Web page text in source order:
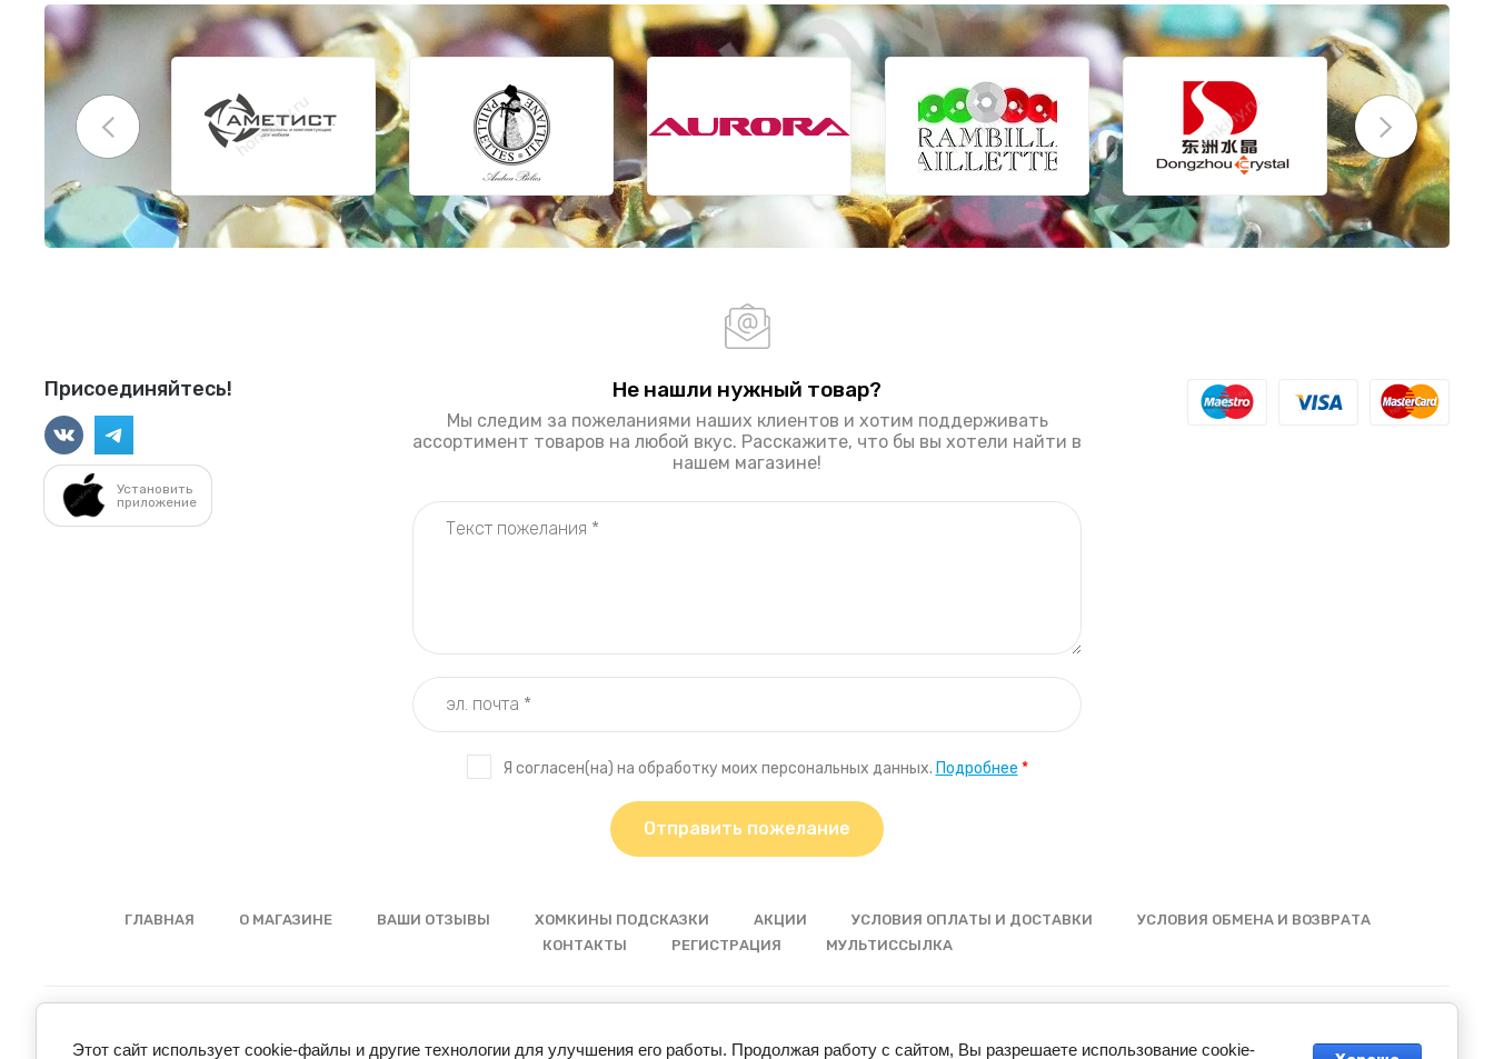
Присоединяйтесь!
Установить
приложение
Не нашли нужный товар?
Мы следим за пожеланиями наших клиентов и хотим поддерживать
ассортимент товаров на любой вкус. Расскажите, что бы вы хотели найти в
нашем магазине!
Я согласен(на) на обработку моих персональных данных. Подробнее *
Отправить пожелание
ГЛАВНАЯ О МАГАЗИНЕ ВАШИ ОТЗЫВЫ ХОМКИНЫ ПОДСКАЗКИ АКЦИИ УСЛОВИЯ ОПЛАТЫ И ДОСТАВКИ
УСЛОВИЯ ОБМЕНА И ВОЗВРАТА
КОНТАКТЫ
РЕГИСТРАЦИЯ МУЛЬТИССЫЛКА
Этот сайт использует cookie-файлы и другие технологии для улучшения его работы. Продолжая работу с сайтом, Вы разрешаете использование cookie-